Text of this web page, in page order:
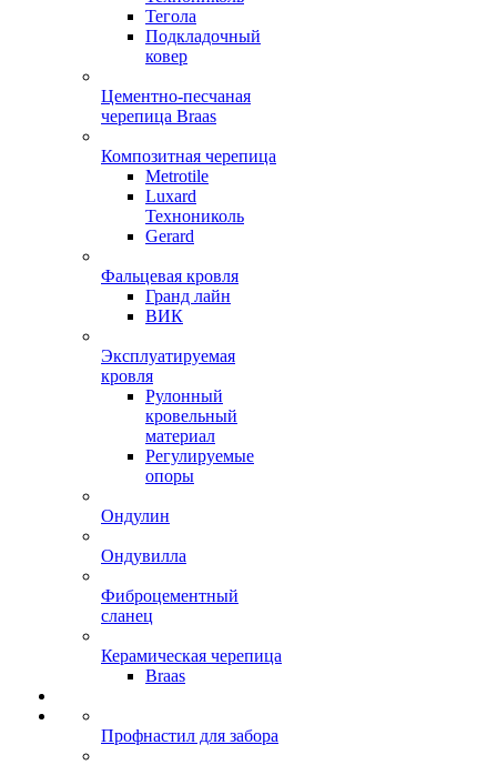
Тегола
Подкладочный
ковер
Цементно-песчаная
черепица Braas
Композитная черепица
Metrotile
Luxard
Технониколь
Gerard
Фальцевая кровля
Гранд лайн
ВИК
Эксплуатируемая
кровля
Рулонный
кровельный
материал
Регулируемые
опоры
Ондулин
Ондувилла
Фиброцементный
сланец
Керамическая черепица
Braas
Профнастил для забора